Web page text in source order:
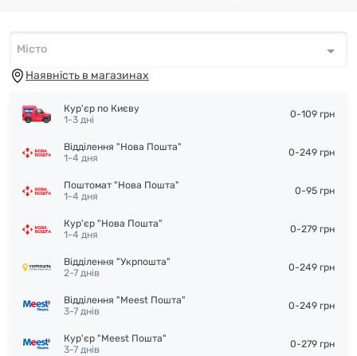
Місто*
Місто
Наявність в магазинах
Кур'єр по Києву
1-3 дні
0-109 грн
Відділення "Нова Пошта"
1-4 дня
0-249 грн
Поштомат "Нова Пошта"
1-4 дня
0-95 грн
Кур'єр "Нова Пошта"
1-4 дня
0-279 грн
Відділення "Укрпошта"
2-7 днів
0-249 грн
Відділення "Meest Пошта"
3-7 днів
0-249 грн
Кур'єр "Meest Пошта"
3-7 днів
0-279 грн